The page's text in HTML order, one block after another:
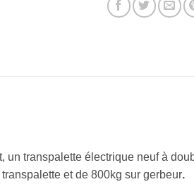
un transpalette électrique neuf à
et de 800kg sur gerbeur.